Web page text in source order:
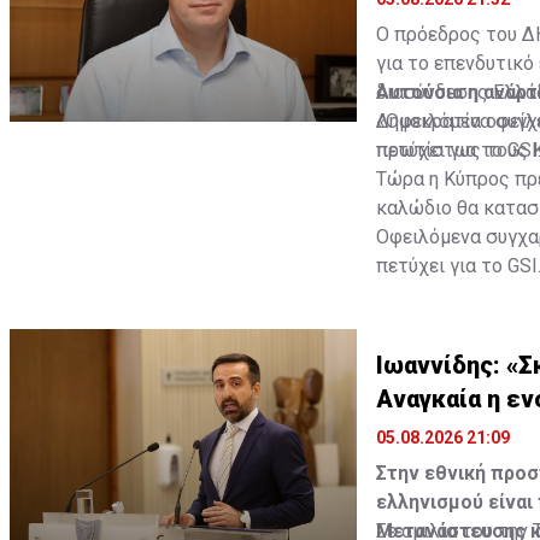
Ο πρόεδρος του
για το
διασύνδεσης
Δημοκρατία
πρωτίστως τους
Αυτούσια η
«Οφειλόμενα
πετύχει για το GSI.
Τώρα η Κύπρος
καλώδιο θα
Οφειλόμενα
πετύχει για το GSI.
καλώδιο θα
— Νικόλας
Ιωαννίδης:
Αναγκαία η
05.08.2026 21:09
Στην εθνική
ελληνισμού
Μετανάστευσης
Σε ομιλία του